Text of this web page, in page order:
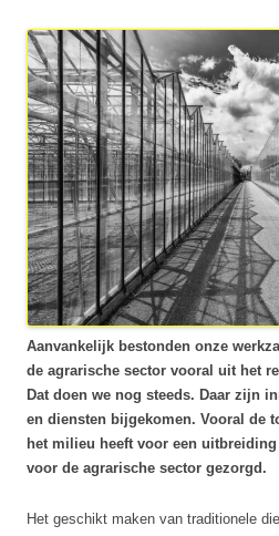
Aanvankelijk bestonden onze
de agrarische sector vooral uit het
Dat doen we nog steeds. Daar zijn
en diensten bijgekomen. Vooral de
het milieu heeft voor een
voor de agrarische sector gezorgd.
Het geschikt maken van traditionele